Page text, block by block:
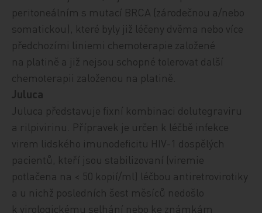
peritoneálním s mutací BRCA (zárodečnou a/nebo
somatickou), které byly již léčeny dvěma nebo více
předchozími liniemi chemoterapie založené
na platině a již nejsou schopné tolerovat další
chemoterapii založenou na platině.
Juluca
Juluca představuje fixní kombinaci dolutegraviru
a rilpivirinu. Přípravek je určen k léčbě infekce
virem lidského imuno­deficitu HIV-1 dospělých
pacientů, kteří jsou stabilizovaní (viremie
potlačena na < 50 kopií/ml) léčbou antiretrovirotiky
a u nichž posledních šest měsíců nedošlo
k virologickému selhání nebo ke známkám